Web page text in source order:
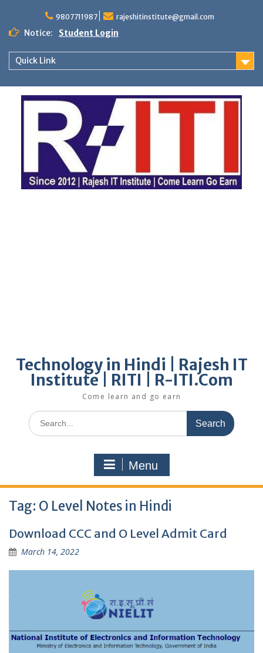
content
9807711987 rajeshitinstitute@gmail.com
Notice: Student Login
Quick Link
Technology in Hindi | Rajesh IT
Institute | RITI | R-ITI.Com
Come learn and go earn
Search
for:
Menu
Tag: O Level Notes in Hindi
Download CCC and O Level Admit Card
March 14, 2022